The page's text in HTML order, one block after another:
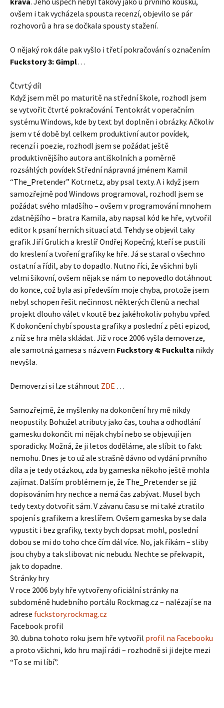
ovšem i tak vycházela spousta recenzí, objevilo se pár
rozhovorů a hra se dočkala spousty stažení.
O nějaký rok dále pak vyšlo i třetí pokračování s označením
Fuckstory 3: Gimpl…
Čtvrtý díl
Když jsem měl po maturitě na střední škole, rozhodl jsem
se vytvořit čtvrté pokračování. Tentokrát v operačním
systému Windows, kde by text byl doplněn i obrázky. Ačkoliv
jsem v té době byl celkem produktivní autor povídek,
recenzí i poezie, rozhodl jsem se požádat ještě
produktivnějšího autora antiškolních a poměrně
rozsáhlých povídek Střední nápravná jménem Kamil
“The_Pretender” Kotrnetz, aby psal texty. A i když jsem
samozřejmě pod Windows programoval, rozhodl jsem se
požádat svého mladšího – ovšem v programování mnohem
zdatnějšího – bratra Kamila, aby napsal kód ke hře, vytvořil
editor k psaní herních situací atd. Tehdy se objevil taky
grafik Jiří Grulich a kreslíř Ondřej Kopečný, kteří se pustili
do kreslení a tvoření grafiky ke hře. Já se staral o všechno
ostatní a řídil, aby to dopadlo. Nutno říci, že všichni byli
velmi šikovní, ovšem nějak se nám to nepovedlo dotáhnout
do konce, což byla asi především moje chyba, protože jsem
nebyl schopen řešit nečinnost některých členů a nechal
projekt dlouho válet v koutě bez jakéhokoliv pohybu vpřed.
K dokončení chybí spousta grafiky a poslední z pěti epizod,
z níž se hra měla skládat. Již v roce 2006 vyšla demoverze,
ale samotná gamesa s názvem Fuckstory 4: Fuckulta nikdy
nevyšla.
Demoverzi si lze stáhnout ZDE …
Samozřejmě, že myšlenky na dokončení hry mě nikdy
neopustily. Bohužel atributy jako čas, touha a odhodlání
gamesku dokončit mi nějak chybí nebo se objevují jen
sporadicky. Možná, že ji letos doděláme, ale slíbit to fakt
nemohu. Dnes je to už ale strašně dávno od vydání prvního
díla a je tedy otázkou, zda by gameska někoho ještě mohla
zajímat. Dalším problémem je, že The_Pretender se již
dopisováním hry nechce a nemá čas zabývat. Musel bych
tedy texty dotvořit sám. V závanu času se mi také ztratilo
spojení s grafikem a kreslířem. Ovšem gameska by se dala
vypustit i bez grafiky, texty bych dopsat mohl, poslední
dobou se mi do toho chce čím dál více. No, jak říkám – sliby
jsou chyby a tak slibovat nic nebudu. Nechte se překvapit,
jak to dopadne.
Stránky hry
V roce 2006 byly hře vytvořeny oficiální stránky na
subdoméně hudebního portálu Rockmag.cz – nalézají se na
adrese fuckstory.rockmag.cz
Facebook profil
30. dubna tohoto roku jsem hře vytvořil profil na Facebooku
a proto všichni, kdo hru mají rádi – rozhodně si ji dejte mezi
“To se mi líbí”.